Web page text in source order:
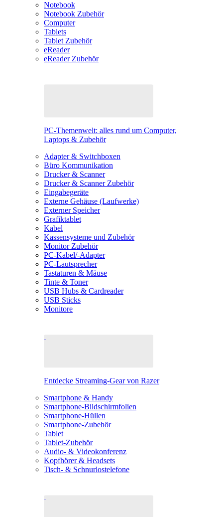
Notebook
Notebook Zubehör
Computer
Tablets
Tablet Zubehör
eReader
eReader Zubehör
PC-Themenwelt: alles rund um Computer,
Laptops & Zubehör
Adapter & Switchboxen
Büro Kommunikation
Drucker & Scanner
Drucker & Scanner Zubehör
Eingabegeräte
Externe Gehäuse (Laufwerke)
Externer Speicher
Grafiktablet
Kabel
Kassensysteme und Zubehör
Monitor Zubehör
PC-Kabel/-Adapter
PC-Lautsprecher
Tastaturen & Mäuse
Tinte & Toner
USB Hubs & Cardreader
USB Sticks
Monitore
Entdecke Streaming-Gear von Razer
Smartphone & Handy
Smartphone-Bildschirmfolien
Smartphone-Hüllen
Smartphone-Zubehör
Tablet
Tablet-Zubehör
Audio- & Videokonferenz
Kopfhörer & Headsets
Tisch- & Schnurlostelefone